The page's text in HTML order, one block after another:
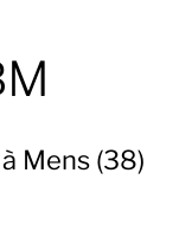
Mens (38)